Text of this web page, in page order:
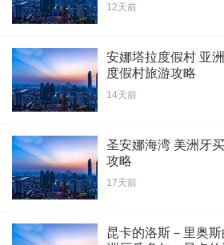
12天前
安娜塔拉度假村 亚
度假村旅游攻略
14天前
圣安娜海湾 美洲牙
攻略
17天前
昆卡的洛斯－里奥